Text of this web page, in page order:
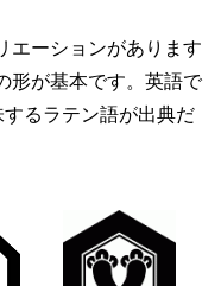
エーションがあります
形が基本です。英語で
るラテン語が出典だ